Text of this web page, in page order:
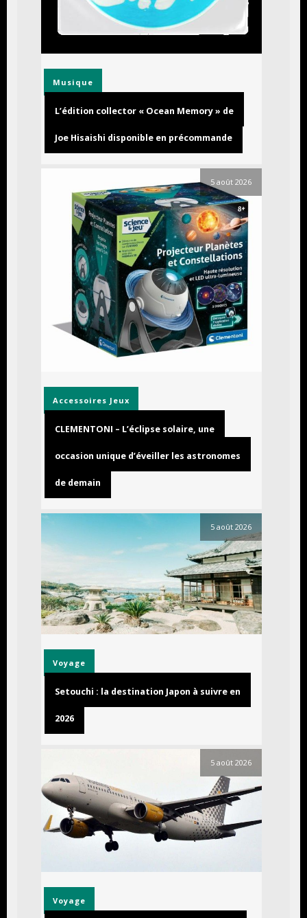
Musique
L’édition collector « Ocean Memory » de
Joe Hisaishi disponible en précommande
5 août 2026
Accessoires Jeux
CLEMENTONI – L’éclipse solaire, une
occasion unique d’éveiller les astronomes
de demain
5 août 2026
Voyage
Setouchi : la destination Japon à suivre en
2026
5 août 2026
Voyage